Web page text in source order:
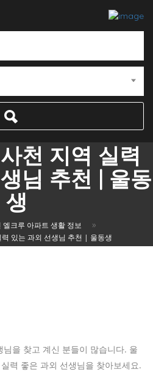
천 지역 실력
님 추천 | 울동
생
엘크루 아파트 생활 정보 »
있는 과외 선생님 추천 | 울동생
을 찾고 계신 분들이 많습니다. 울
력 좋은 과외 선생님을 찾아보세요.